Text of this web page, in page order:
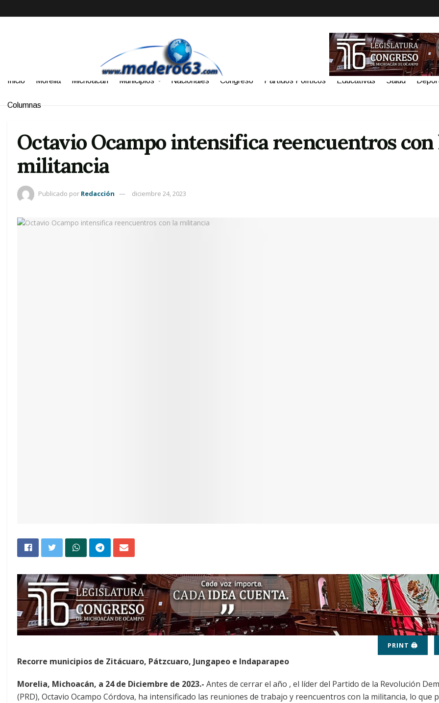
Inicio Morelia Michoacán Municipios Nacionales Congreso Partidos Políticos Educativas Salud
Columnas
Octavio Ocampo intensifica reencuentros con
militancia
Publicado por Redacción diciembre 24, 2023
PRINT 🖨
Recorre municipios de Zitácuaro, Pátzcuaro, Jungapeo e Indaparapeo
Morelia, Michoacán, a 24 de Diciembre de 2023.- Antes de cerrar el año , el líder del Partido de la Revolución
(PRD), Octavio Ocampo Córdova, ha intensificado las reuniones de trabajo y reencuentros con la militancia, lo que